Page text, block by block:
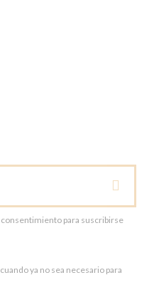
consentimiento para suscribirse
ya no sea necesario para